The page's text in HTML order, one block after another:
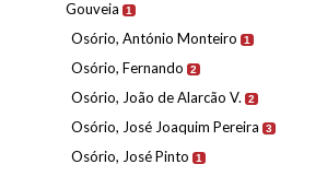
Gouveia
1
Osório, António Monteiro 1
Osório, Fernando 2
Osório, João de Alarcão V. 2
Osório, José Joaquim Pereira 3
Osório, José Pinto 1